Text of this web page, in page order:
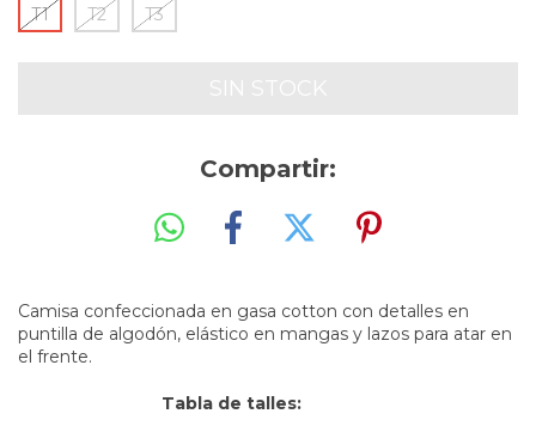
T1
T2 T3
Compartir:
Camisa confeccionada en gasa cotton con detalles en
puntilla de algodón, elástico en mangas y lazos para atar en
el frente.
Tabla de talles: